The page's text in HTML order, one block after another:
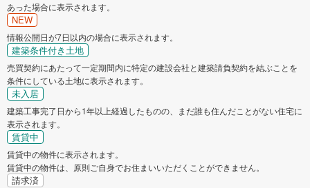
あった場合に表示されます。
NEW
情報公開日が7日以内の場合に表示されます。
建築条件付き土地
売買契約にあたって一定期間内に特定の建設会社と建築請負契約を結ぶことを
条件にしている土地に表示されます。
未入居
建築工事完了日から1年以上経過したものの、まだ誰も住んだことがない住宅に
表示されます。
賃貸中
賃貸中の物件に表示されます。
賃貸中の物件は、原則ご自身でお住まいいただくことができません。
請求済